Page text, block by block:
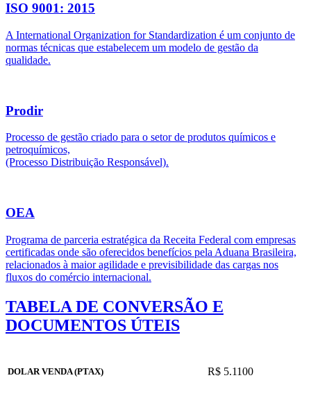
ISO 9001: 2015
A International Organization for Standardization é um conjunto de
normas técnicas que estabelecem um modelo de gestão da
qualidade.
Prodir
Processo de gestão criado para o setor de produtos químicos e
petroquímicos,
(Processo Distribuição Responsável).
OEA
Programa de parceria estratégica da Receita Federal com empresas
certificadas onde são oferecidos benefícios pela Aduana Brasileira,
relacionados à maior agilidade e previsibilidade das cargas nos
fluxos do comércio internacional.
TABELA DE CONVERSÃO E
DOCUMENTOS ÚTEIS
DOLAR VENDA (PTAX) R$ 5.1100